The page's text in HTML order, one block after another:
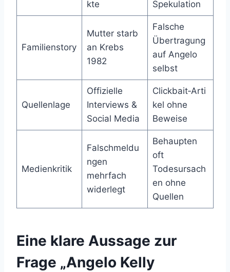
kte Spekulation
Familienstory
Mutter starb
an Krebs
1982
Falsche
Übertragung
auf Angelo
selbst
Quellenlage
Offizielle
Interviews &
Social Media
Clickbait‑Arti
kel ohne
Beweise
Medienkritik
Falschmeldu
ngen
mehrfach
widerlegt
Behaupten
oft
Todesursach
en ohne
Quellen
Eine klare Aussage zur
Frage „Angelo Kelly